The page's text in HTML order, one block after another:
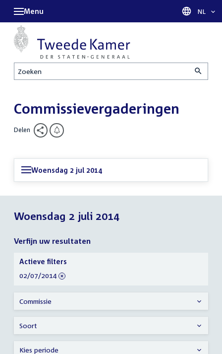
Zoeken
Menu Taal
NL
Commissievergaderingen
Delen
Woensdag 2 jul 2014
Woensdag 2 juli 2014
Verfijn uw resultaten
Verfijn
uw
resultaten
Actieve filters
verwijder
02/07/2014
Commissie
Soort
Kies periode